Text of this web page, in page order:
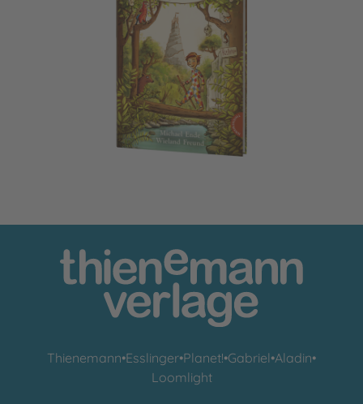
Rodrigo Raubein und Knirps, sein Knappe
Thienemann•Esslinger•Planet!•Gabriel•Aladin•
Loomlight